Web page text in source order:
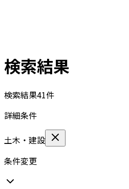
検索結果
検索結果41件
詳細条件
土木・建設
条件変更